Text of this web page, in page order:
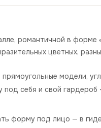
романтичной в форме
цветных,
модели,
под себя и свой гардероб
форму под лицо — в гиде